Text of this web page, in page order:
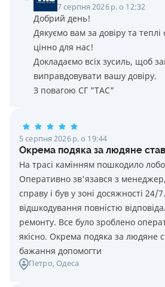
7 серпня 2026 р. о 12:32
Добрий день!
Дякуємо вам за довіру та
цінно для нас!
Докладаємо всіх зусиль, щоб
виправдовувати вашу довіру.
З повагою СГ "ТАС"
5 серпня 2026 р. о 19:44
Окрема подяка за людяне
На трасі камінням пошкодило
Оперативно зв'язався з
справу і був у зоні досяжності 24/
відшкодування повністю
ремонту. Все було зроблено
якісно. Окрема подяка за людяне
бажання допомогти
Петро, Одеса